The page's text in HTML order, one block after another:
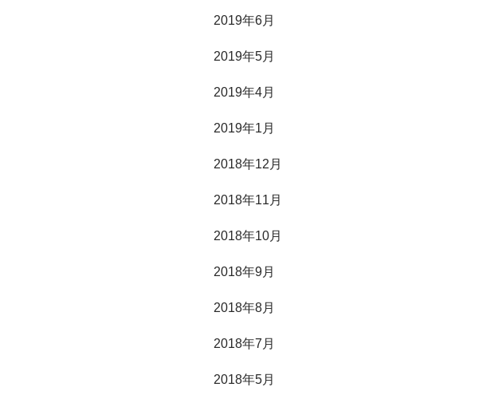
2019年6月
2019年5月
2019年4月
2019年1月
2018年12月
2018年11月
2018年10月
2018年9月
2018年8月
2018年7月
2018年5月